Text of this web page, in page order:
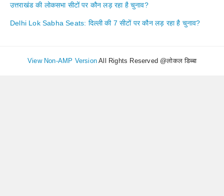
उत्तराखंड की लोकसभा सीटों पर कौन लड़ रहा है चुनाव?
Delhi Lok Sabha Seats: दिल्ली की 7 सीटों पर कौन लड़ रहा है चुनाव?
View Non-AMP Version All Rights Reserved @लोकल डिब्बा